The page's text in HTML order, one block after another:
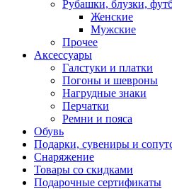
Рубашки, блузки,
Женские
Мужские
Прочее
Аксессуары
Галстуки и платки
Погоны и шевроны
Нагрудные знаки
Перчатки
Ремни и пояса
Обувь
Подарки, сувениры и
Снаряжение
Товары со скидками
Подарочные сертификаты